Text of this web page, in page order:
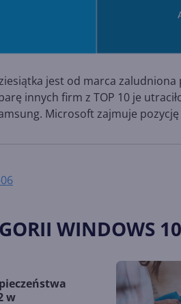
jest od marca
innych firm z TOP 10 je
Microsoft zajmuje pozycję
WINDOWS 10
w